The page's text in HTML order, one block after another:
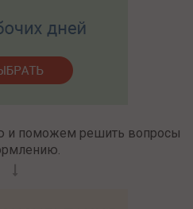
и поможем решить вопросы